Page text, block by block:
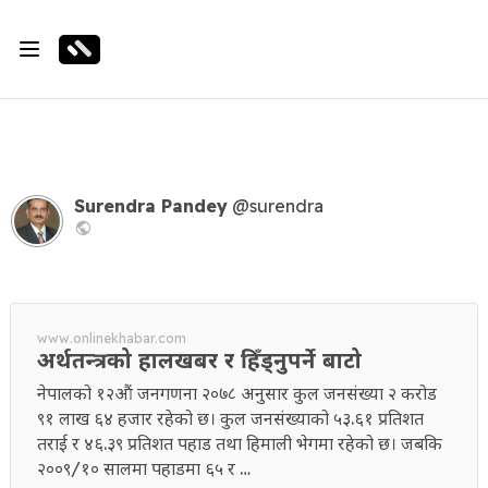
Surendra Pandey @surendra
www.onlinekhabar.com
अर्थतन्त्रको हालखबर र हिँड्नुपर्ने बाटो
नेपालको १२औं जनगणना २०७८ अनुसार कुल जनसंख्या २ करोड
९१ लाख ६४ हजार रहेको छ। कुल जनसंख्याको ५३.६१ प्रतिशत
तराई र ४६.३९ प्रतिशत पहाड तथा हिमाली भेगमा रहेको छ। जबकि
२००९/१० सालमा पहाडमा ६५ र …